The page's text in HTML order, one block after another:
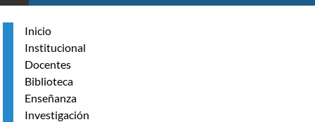
Inicio
Institucional
Docentes
Biblioteca
Enseñanza
Investigación